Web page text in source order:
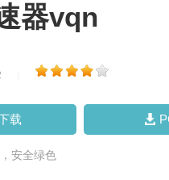
器vqn
载
安全绿色